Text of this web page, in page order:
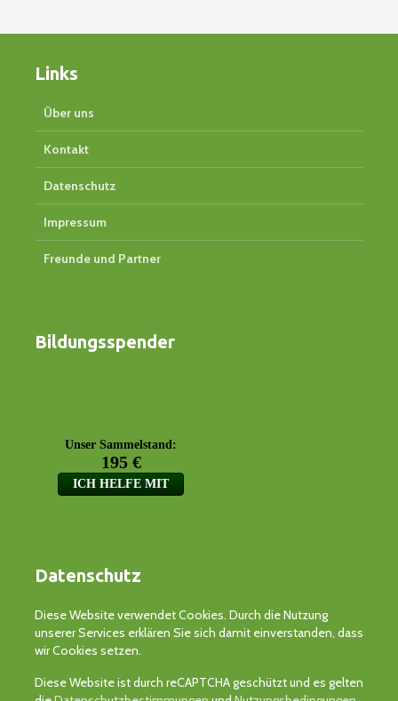
Links
Über uns
Kontakt
Datenschutz
Impressum
Freunde und Partner
Bildungsspender
Datenschutz
Diese Website verwendet Cookies. Durch die Nutzung
unserer Services erklären Sie sich damit einverstanden, dass
wir Cookies setzen.
Diese Website ist durch reCAPTCHA geschützt und es gelten